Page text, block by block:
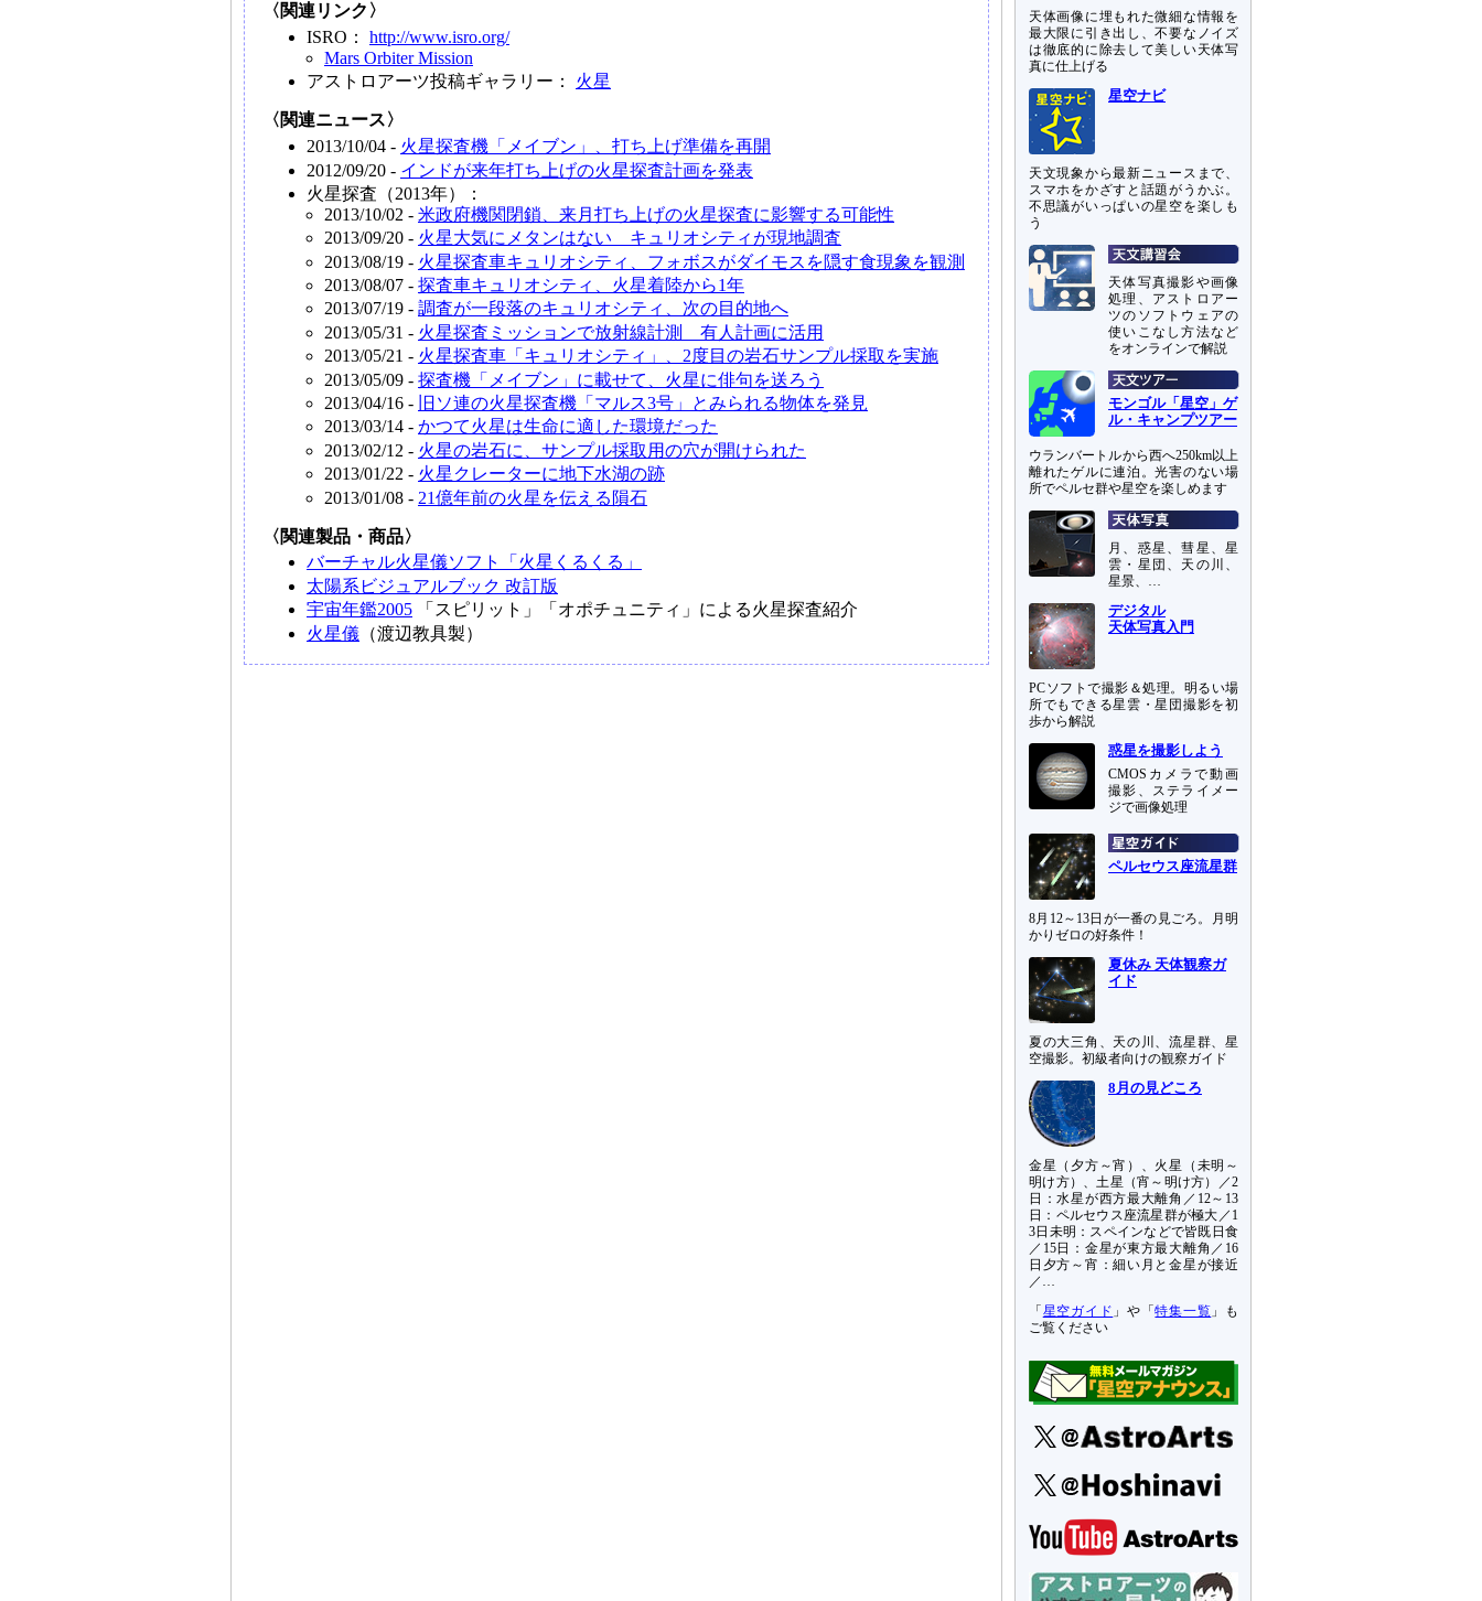
〈関連リンク〉
ISRO： http://www.isro.org/
Mars Orbiter Mission
アストロアーツ投稿ギャラリー： 火星
〈関連ニュース〉
2013/10/04 - 火星探査機「メイブン」、打ち上げ準備を再開
2012/09/20 - インドが来年打ち上げの火星探査計画を発表
火星探査（2013年）：
2013/10/02 - 米政府機関閉鎖、来月打ち上げの火星探査に影響する可能性
2013/09/20 - 火星大気にメタンはない キュリオシティが現地調査
2013/08/19 - 火星探査車キュリオシティ、フォボスがダイモスを隠す食現象を観測
2013/08/07 - 探査車キュリオシティ、火星着陸から1年
2013/07/19 - 調査が一段落のキュリオシティ、次の目的地へ
2013/05/31 - 火星探査ミッションで放射線計測 有人計画に活用
2013/05/21 - 火星探査車「キュリオシティ」、2度目の岩石サンプル採取を実施
2013/05/09 - 探査機「メイブン」に載せて、火星に俳句を送ろう
2013/04/16 -
旧ソ連の火星探査機「マルス3号」とみられる物体を発見
2013/03/14 - かつて火星は生命に適した環境だった
2013/02/12 - 火星の岩石に、サンプル採取用の穴が開けられた
2013/01/22 - 火星クレーターに地下水湖の跡
2013/01/08 - 21億年前の火星を伝える隕石
〈関連製品・商品〉
バーチャル火星儀ソフト「火星くるくる」
太陽系ビジュアルブック 改訂版
宇宙年鑑2005 「スピリット」「オポチュニティ」による火星探査紹介
火星儀 （渡辺教具製）
天体画像に埋もれた微細な情報を
最大限に引き出し、不要なノイズ
は徹底的に除去して美しい天体写
真に仕上げる
星空ナビ
天文現象から最新ニュースまで、
スマホをかざすと話題がうかぶ。
不思議がいっぱいの星空を楽しも
う
天体写真撮影や画像
処理、アストロアー
ツのソフトウェアの
使いこなし方法など
をオンラインで解説
モンゴル「星空」ゲ
ル・キャンプツアー
ウランバートルから西へ250km以上
離れたゲルに連泊。光害のない場
所でペルセ群や星空を楽しめます
月、惑星、彗星、星
雲・星団、天の川、
星景、…
デジタル
天体写真入門
PCソフトで撮影＆処理。明るい場
所でもできる星雲・星団撮影を初
歩から解説
惑星を撮影しよう
CMOSカメラで動画
撮影、ステライメー
ジで画像処理
ペルセウス座流星群
8月12～13日が一番の見ごろ。月明
かりゼロの好条件！
夏休み 天体観察ガ
イド
夏の大三角、天の川、流星群、星
空撮影。初級者向けの観察ガイド
8月の見どころ
金星（夕方～宵）、火星（未明～
明け方）、土星（宵～明け方）／2
日：水星が西方最大離角／12～13
日：ペルセウス座流星群が極大／1
3日未明：スペインなどで皆既日食
／15日：金星が東方最大離角／16
日夕方～宵：細い月と金星が接近
／…
「 星空ガイド 」や「特集一覧 」も
ご覧ください